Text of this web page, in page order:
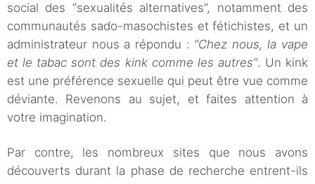
social des “sexualités alternatives”, notamment des
communautés sado-masochistes et fétichistes, et un
administrateur nous a répondu : “Chez nous, la vape
et le tabac sont des kink comme les autres”. Un kink
est une préférence sexuelle qui peut être vue comme
déviante. Revenons au sujet, et faites attention à
votre imagination.
Par contre, les nombreux sites que nous avons
découverts durant la phase de recherche entrent-ils